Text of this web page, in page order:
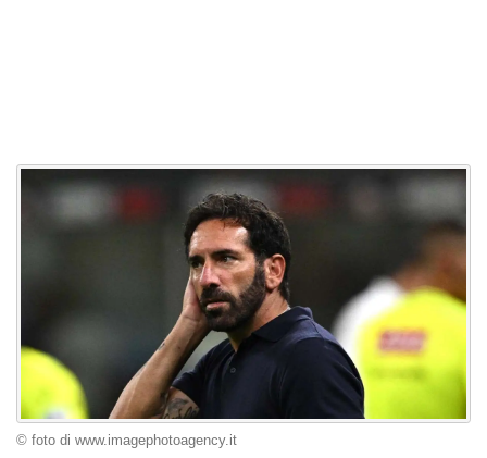
© foto di www.imagephotoagency.it